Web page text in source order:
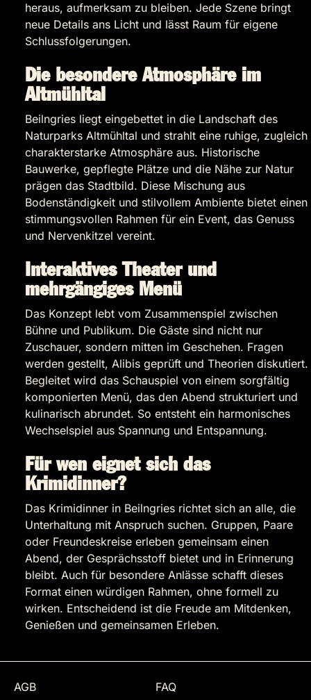
heraus, aufmerksam zu bleiben. Jede Szene bringt
neue Details ans Licht und lässt Raum für eigene
Schlussfolgerungen.
Die besondere Atmosphäre im
Altmühltal
Beilngries liegt eingebettet in die Landschaft des
Naturparks Altmühltal und strahlt eine ruhige, zugleich
charakterstarke Atmosphäre aus. Historische
Bauwerke, gepflegte Plätze und die Nähe zur Natur
prägen das Stadtbild. Diese Mischung aus
Bodenständigkeit und stilvollem Ambiente bietet einen
stimmungsvollen Rahmen für ein Event, das Genuss
und Nervenkitzel vereint.
Interaktives Theater und
mehrgängiges Menü
Das Konzept lebt vom Zusammenspiel zwischen
Bühne und Publikum. Die Gäste sind nicht nur
Zuschauer, sondern mitten im Geschehen. Fragen
werden gestellt, Alibis geprüft und Theorien diskutiert.
Begleitet wird das Schauspiel von einem sorgfältig
komponierten Menü, das den Abend strukturiert und
kulinarisch abrundet. So entsteht ein harmonisches
Wechselspiel aus Spannung und Entspannung.
Für wen eignet sich das
Krimidinner?
Das Krimidinner in Beilngries richtet sich an alle, die
Unterhaltung mit Anspruch suchen. Gruppen, Paare
oder Freundeskreise erleben gemeinsam einen
Abend, der Gesprächsstoff bietet und in Erinnerung
bleibt. Auch für besondere Anlässe schafft dieses
Format einen würdigen Rahmen, ohne formell zu
wirken. Entscheidend ist die Freude am Mitdenken,
Genießen und gemeinsamen Erleben.
AGB FAQ